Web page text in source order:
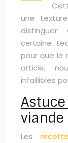
une
certaine
pour que le
article,
infaillibles
viande
Les